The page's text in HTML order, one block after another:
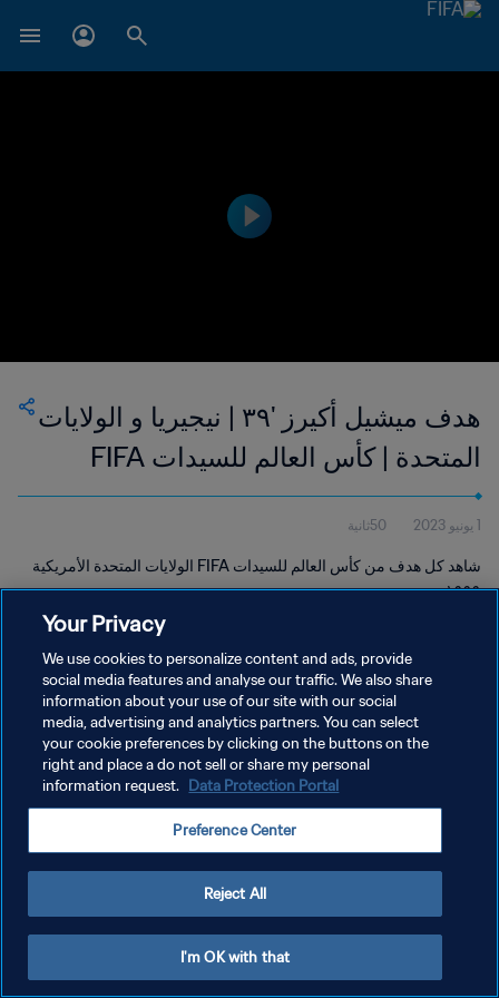
هدف ميشيل أكيرز '٣٩ | نيجيريا و الولايات
المتحدة | كأس العالم للسيدات FIFA
الولايات المتحدة الأمريكية ١٩٩٩
1 يونيو 2023 50ثانية
شاهد كل هدف من كأس العالم للسيدات FIFA الولايات المتحدة الأمريكية
١٩٩٩.
سياسة الخصوصية
إدارة تفضيلات ملفات تعريف الارتباط
Your Privacy
We use cookies to personalize content and ads, provide
social media features and analyse our traffic. We also share
information about your use of our site with our social
media, advertising and analytics partners. You can select
your cookie preferences by clicking on the buttons on the
right and place a do not sell or share my personal
information request. Data Protection Portal
Preference Center
Reject All
I'm OK with that